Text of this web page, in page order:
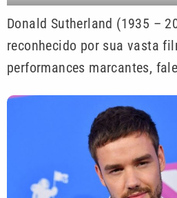
Donald Sutherland (1935 –
reconhecido por sua vasta
performances marcantes,